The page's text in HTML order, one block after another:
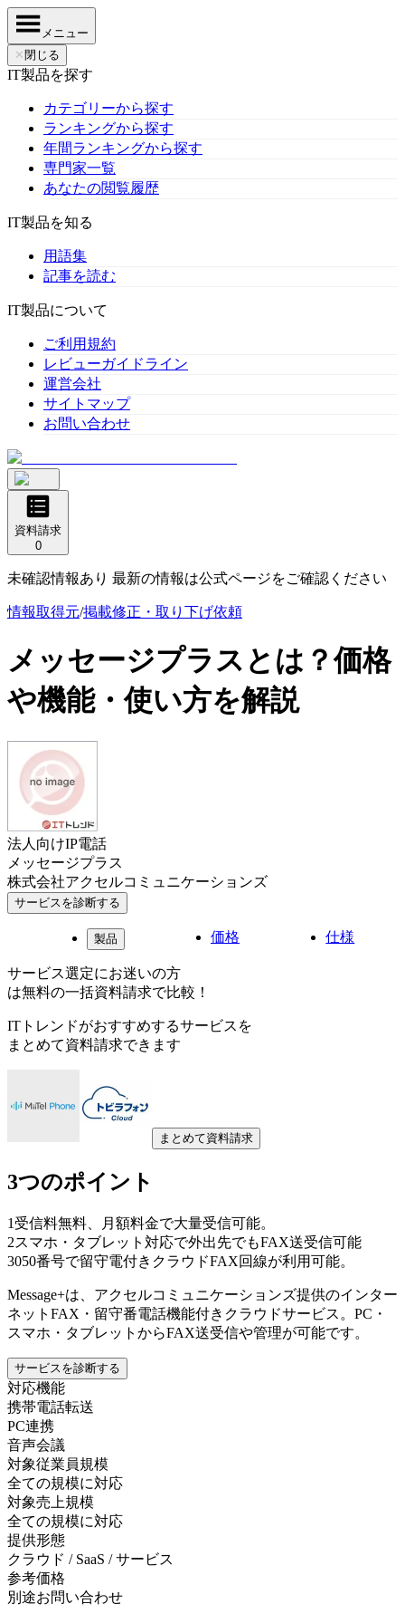
メニュー
✕ 閉じる
IT製品を探す
カテゴリーから探す
ランキングから探す
年間ランキングから探す
専門家一覧
あなたの閲覧履歴
IT製品を知る
用語集
記事を読む
IT製品について
ご利用規約
レビューガイドライン
運営会社
サイトマップ
お問い合わせ
資料請求
0
未確認情報あり 最新の情報は公式ページをご確認ください
情報取得元/掲載修正・取り下げ依頼
メッセージプラス とは？価格
や機能・使い方を解説
法人向けIP電話
メッセージプラス
株式会社アクセルコミュニケーションズ
サービスを診断する
製品 価格 仕様
サービス選定にお迷いの方
は無料の一括資料請求で比較！
ITトレンドがおすすめするサービスを
まとめて資料請求できます
まとめて資料請求
3つのポイント
1 受信料無料、月額料金で大量受信可能。
2スマホ・タブレット対応で外出先でもFAX送受信可能
3050番号で留守電付きクラウドFAX回線が利用可能。
Message+は、アクセルコミュニケーションズ提供のインター
ネットFAX・留守番電話機能付きクラウドサービス。PC・
スマホ・タブレットからFAX送受信や管理が可能です。
サービスを診断する
対応機能
携帯電話転送
PC連携
音声会議
対象従業員規模
全ての規模に対応
対象売上規模
全ての規模に対応
提供形態
クラウド / SaaS / サービス
参考価格
別途お問い合わせ